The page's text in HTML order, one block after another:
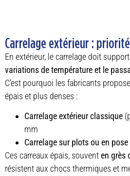
Carrelage extérieur :
En extérieur, le carrelage doit
variations de température et le
C’est pourquoi les fabricants
épais et plus denses :
Carrelage extérieur classique
mm
Carrelage sur plots ou en
Ces carreaux épais, souventen grès
résistent aux chocs thermiques et